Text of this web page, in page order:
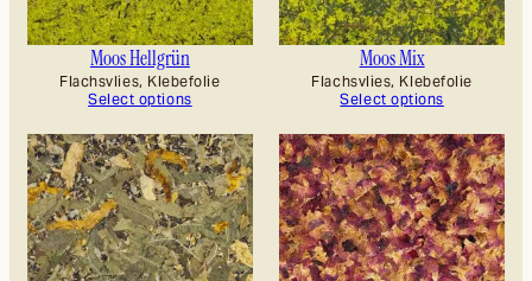
Moos Hellgrün
Flachsvlies, Klebefolie
Select options
Moos Mix
Flachsvlies, Klebefolie
Select options